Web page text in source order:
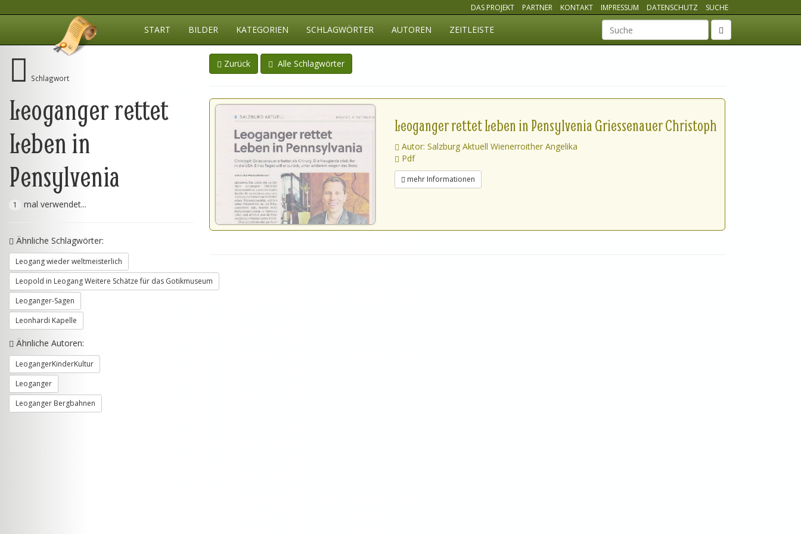
DAS PROJEKT PARTNER KONTAKT IMPRESSUM DATENSCHUTZ SUCHE
START BILDER KATEGORIEN SCHLAGWÖRTER AUTOREN ZEITLEISTE Suchbegriff
Schlagwort
Leoganger rettet
Leben in
Pensylvenia
1 mal verwendet...
Ähnliche Schlagwörter:
Leogang wieder weltmeisterlich
Leopold in Leogang Weitere Schätze für das Gotikmuseum
Leoganger-Sagen
Leonhardi Kapelle
Ähnliche Autoren:
LeogangerKinderKultur
Leoganger
Leoganger Bergbahnen
Zurück Alle Schlagwörter
Leoganger rettet Leben in Pensylvenia Griessenauer Christoph
Autor: Salzburg Aktuell Wienerroither Angelika
Pdf
mehr Informationen